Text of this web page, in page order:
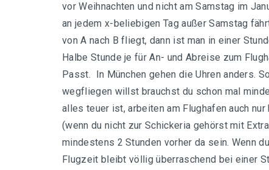
vor Weihnachten und nicht am Samstag im
an jedem x-beliebigen Tag außer Samstag
von A nach B fliegt, dann ist man in einer
Halbe Stunde je für An- und Abreise zum
Passt. In München gehen die Uhren anders.
wegfliegen willst brauchst du schon mal
alles teuer ist, arbeiten am Flughafen auch
(wenn du nicht zur Schickeria gehörst mit
mindestens 2 Stunden vorher da sein. Wenn
Flugzeit bleibt völlig überraschend bei einer